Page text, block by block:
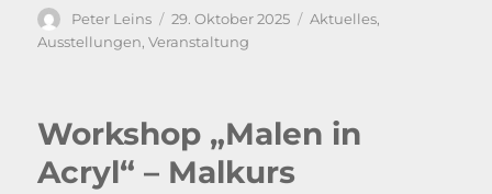
Autor
Peter Leins
Veröffentlicht
am
29. Oktober 2025 Kategorien
Aktuelles,
Ausstellungen,Veranstaltung
Workshop „Malen in
Acryl“ – Malkurs